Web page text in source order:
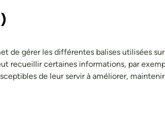
de gérer les différentes balises utilisées
recueillir certaines informations, par
de leur servir à améliorer,